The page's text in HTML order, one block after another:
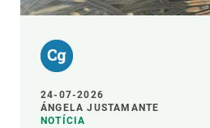
24-07-2026
ÁNGELA JUSTAMANTE
NOTÍCIA